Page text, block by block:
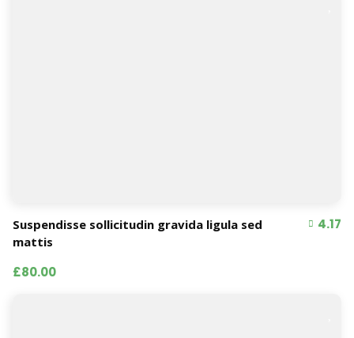
Suspendisse sollicitudin gravida ligula sed
mattis
4.17
£80.00